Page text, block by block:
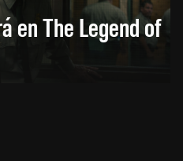
en The Legend of